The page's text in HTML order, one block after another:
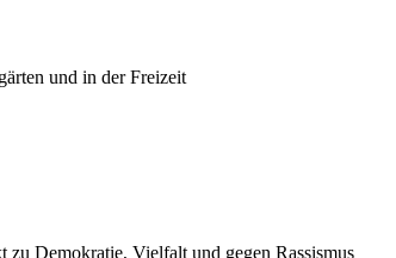
und in der Freizeit
zu Demokratie, Vielfalt und gegen Rassismus